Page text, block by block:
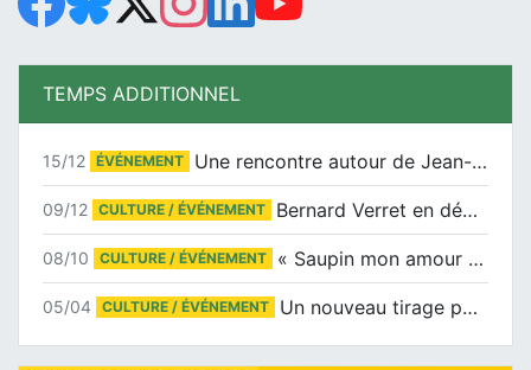
TEMPS ADDITIONNEL
15/12 ÉVÉNEMENT Une rencontre autour de Jean-Claude Suaudeau
09/12 CULTURE / ÉVÉNEMENT Bernard Verret en dédicaces le samedi 13 décembre à l’Espace Culturel Atlantis
08/10 CULTURE / ÉVÉNEMENT « Saupin mon amour » au salon du livre de Trentemoult
05/04 CULTURE / ÉVÉNEMENT Un nouveau tirage pour le Docu-BD